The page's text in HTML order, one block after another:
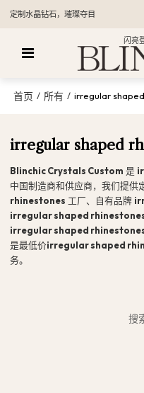
定制水晶钻石，璀璨夺目
闪亮
首页 / 所有 / irregular
irregular shaped
Blinchic Crystals Custom 是
中国制造商和供应商，我们提供
rhinestones 工厂、自有品牌
irregular shaped
irregular shaped
是最低价irregular shaped
务。
搜